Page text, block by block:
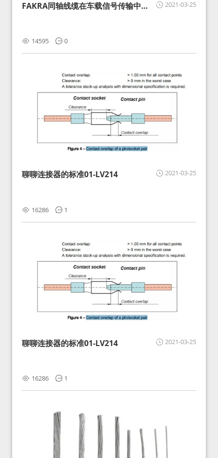
2021-03-25
FAKRA同轴线缆在车载信号传输中的
14595 0
2021-03-25
聊聊连接器的标准01-LV214
16286 1
2021-03-25
聊聊连接器的标准01-LV214
16286 1